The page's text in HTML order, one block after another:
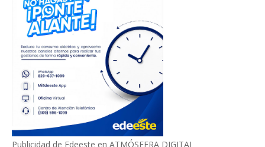
Publicidad de Edeeste en ATMÓSFERA DIGITAL